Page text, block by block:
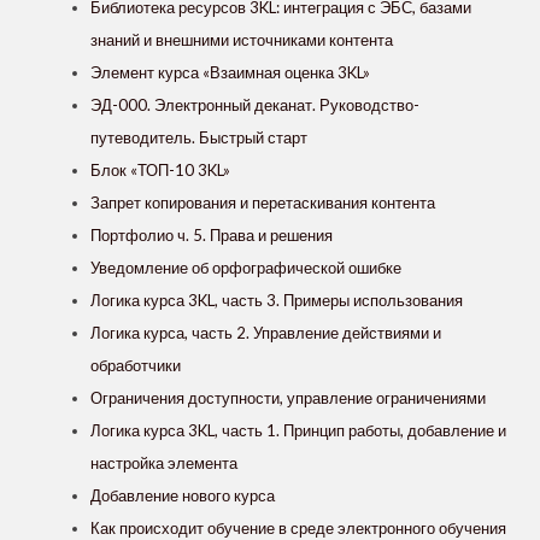
Библиотека ресурсов 3KL: интеграция с ЭБС, базами
знаний и внешними источниками контента
Элемент курса «Взаимная оценка 3KL»
ЭД-000. Электронный деканат. Руководство-
путеводитель. Быстрый старт
Блок «ТОП-10 3KL»
Запрет копирования и перетаскивания контента
Портфолио ч. 5. Права и решения
Уведомление об орфографической ошибке
Логика курса 3KL, часть 3. Примеры использования
Логика курса, часть 2. Управление действиями и
обработчики
Ограничения доступности, управление ограничениями
Логика курса 3KL, часть 1. Принцип работы, добавление и
настройка элемента
Добавление нового курса
Как происходит обучение в среде электронного обучения